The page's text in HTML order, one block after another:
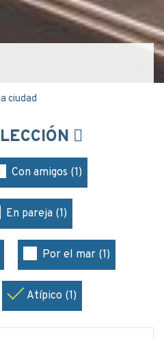
ciudad
Con amigos (1)
En pareja (1)
Por el mar (1)
Atípico (1)